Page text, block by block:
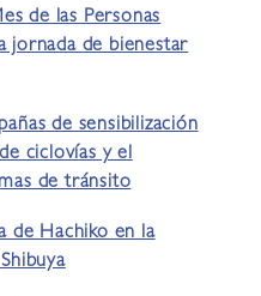
de las Personas
jornada de bienestar
de sensibilización
ciclovías y el
de tránsito
de Hachiko en la